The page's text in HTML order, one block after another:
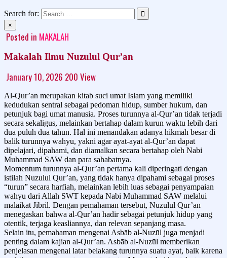
Search for:
×
Posted in MAKALAH
Makalah Ilmu Nuzulul Qur’an
January 10, 2026 200 View
Al-Qur’an merupakan kitab suci umat Islam yang memiliki
kedudukan sentral sebagai pedoman hidup, sumber hukum, dan
petunjuk bagi umat manusia. Proses turunnya al-Qur’an tidak terjadi
secara sekaligus, melainkan bertahap dalam kurun waktu lebih dari
dua puluh dua tahun. Hal ini menandakan adanya hikmah besar di
balik turunnya wahyu, yakni agar ayat-ayat al-Qur’an dapat
dipelajari, dipahami, dan diamalkan secara bertahap oleh Nabi
Muhammad SAW dan para sahabatnya.
Momentum turunnya al-Qur’an pertama kali diperingati dengan
istilah Nuzulul Qur’an, yang tidak hanya dipahami sebagai proses
“turun” secara harfiah, melainkan lebih luas sebagai penyampaian
wahyu dari Allah SWT kepada Nabi Muhammad SAW melalui
malaikat Jibril. Dengan pemahaman tersebut, Nuzulul Qur’an
menegaskan bahwa al-Qur’an hadir sebagai petunjuk hidup yang
otentik, terjaga keasliannya, dan relevan sepanjang masa.
Selain itu, pemahaman mengenai Asbāb al-Nuzūl juga menjadi
penting dalam kajian al-Qur’an. Asbāb al-Nuzūl memberikan
penjelasan mengenai latar belakang turunnya suatu ayat, baik karena